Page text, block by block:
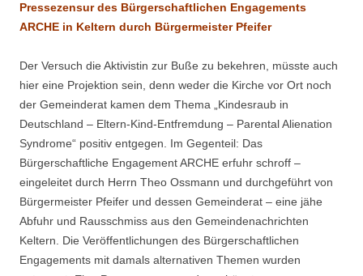
Pressezensur des Bürgerschaftlichen Engagements
ARCHE in Keltern durch Bürgermeister Pfeifer
Der Versuch die Aktivistin zur Buße zu bekehren, müsste auch
hier eine Projektion sein, denn weder die Kirche vor Ort noch
der Gemeinderat kamen dem Thema „Kindesraub in
Deutschland – Eltern-Kind-Entfremdung – Parental Alienation
Syndrome“ positiv entgegen. Im Gegenteil: Das
Bürgerschaftliche Engagement ARCHE erfuhr schroff –
eingeleitet durch Herrn Theo Ossmann und durchgeführt von
Bürgermeister Pfeifer und dessen Gemeinderat – eine jähe
Abfuhr und Rausschmiss aus den Gemeindenachrichten
Keltern. Die Veröffentlichungen des Bürgerschaftlichen
Engagements mit damals alternativen Themen wurden